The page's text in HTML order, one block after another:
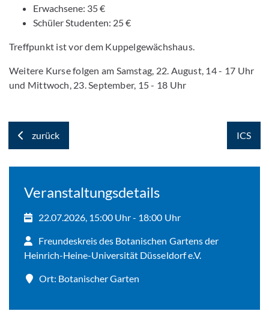
Erwachsene: 35 €
Schüler Studenten: 25 €
Treffpunkt ist vor dem Kuppelgewächshaus.
Weitere Kurse folgen am Samstag, 22. August, 14 - 17 Uhr
und Mittwoch, 23. September, 15 - 18 Uhr
zurück ICS
Veranstaltungsdetails
22.07.2026, 15:00 Uhr - 18:00 Uhr
Freundeskreis des Botanischen Gartens der
Heinrich-Heine-Universität Düsseldorf e.V.
Ort: Botanischer Garten